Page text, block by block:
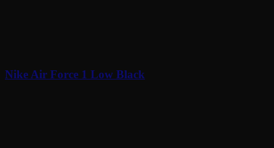
Nike Air Force 1 Low Black